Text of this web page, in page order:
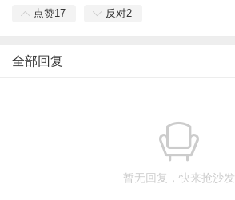
点赞17 反对2
全部回复
暂无回复，快来抢沙发